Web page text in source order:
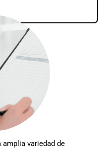
variedad de